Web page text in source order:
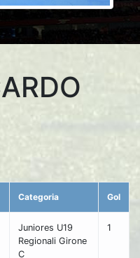
Categoria Gol
Juniores U19
Regionali Girone
C
1